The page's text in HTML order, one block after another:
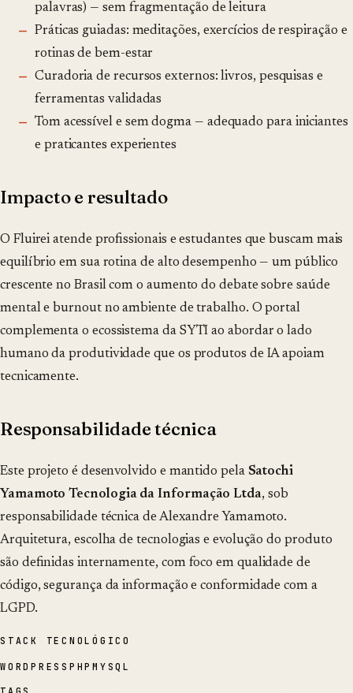
palavras) — sem fragmentação de leitura
Práticas guiadas: meditações, exercícios de respiração e
rotinas de bem-estar
Curadoria de recursos externos: livros, pesquisas e
ferramentas validadas
Tom acessível e sem dogma — adequado para iniciantes
e praticantes experientes
Impacto e resultado
O Fluirei atende profissionais e estudantes que buscam mais
equilíbrio em sua rotina de alto desempenho — um público
crescente no Brasil com o aumento do debate sobre saúde
mental e burnout no ambiente de trabalho. O portal
complementa o ecossistema da SYTI ao abordar o lado
humano da produtividade que os produtos de IA apoiam
tecnicamente.
Responsabilidade técnica
Este projeto é desenvolvido e mantido pela Satochi
Yamamoto Tecnologia da Informação Ltda, sob
responsabilidade técnica de Alexandre Yamamoto.
Arquitetura, escolha de tecnologias e evolução do produto
são definidas internamente, com foco em qualidade de
código, segurança da informação e conformidade com a
LGPD.
STACK TECNOLÓGICO
WORDPRESS PHPMYSQL